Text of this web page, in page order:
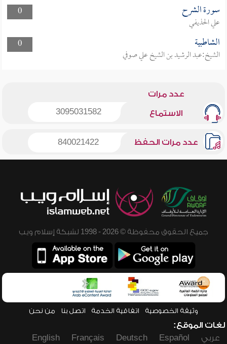
0
سورة الشرح
علي الحذيفي
0
الشاطبية
الشيخ:عبد الرشيد بن الشيخ علي صوفي
عدد مرات
الاستماع 3095031582
عدد مرات الحفظ 840021422
جميع الحقوق محفوظة © 2026 - 1998 لشبكة إسلام ويب
وثيقة الخصوصية اتفاقية الخدمة اتصل بنا من نحن
لغات الموقع:
عربي
Español
Deutsch
Français
English